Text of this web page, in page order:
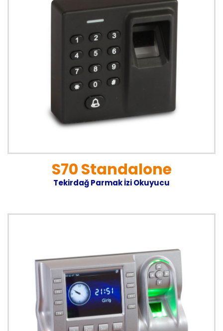
S70 Standalone
Tekirdağ Parmak İzi Okuyucu